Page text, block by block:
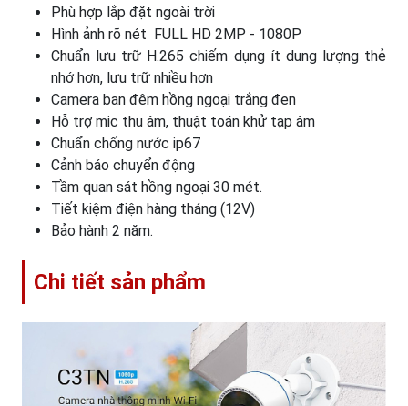
Phù hợp lắp đặt ngoài trời
Hình ảnh rõ nét FULL HD 2MP - 1080P
Chuẩn lưu trữ H.265 chiếm dụng ít dung lượng thẻ
nhớ hơn, lưu trữ nhiều hơn
Camera ban đêm hồng ngoại trắng đen
Hỗ trợ mic thu âm, thuật toán khử tạp âm
Chuẩn chống nước ip67
Cảnh báo chuyển động
Tầm quan sát hồng ngoại 30 mét.
Tiết kiệm điện hàng tháng (12V)
Bảo hành 2 năm.
Chi tiết sản phẩm